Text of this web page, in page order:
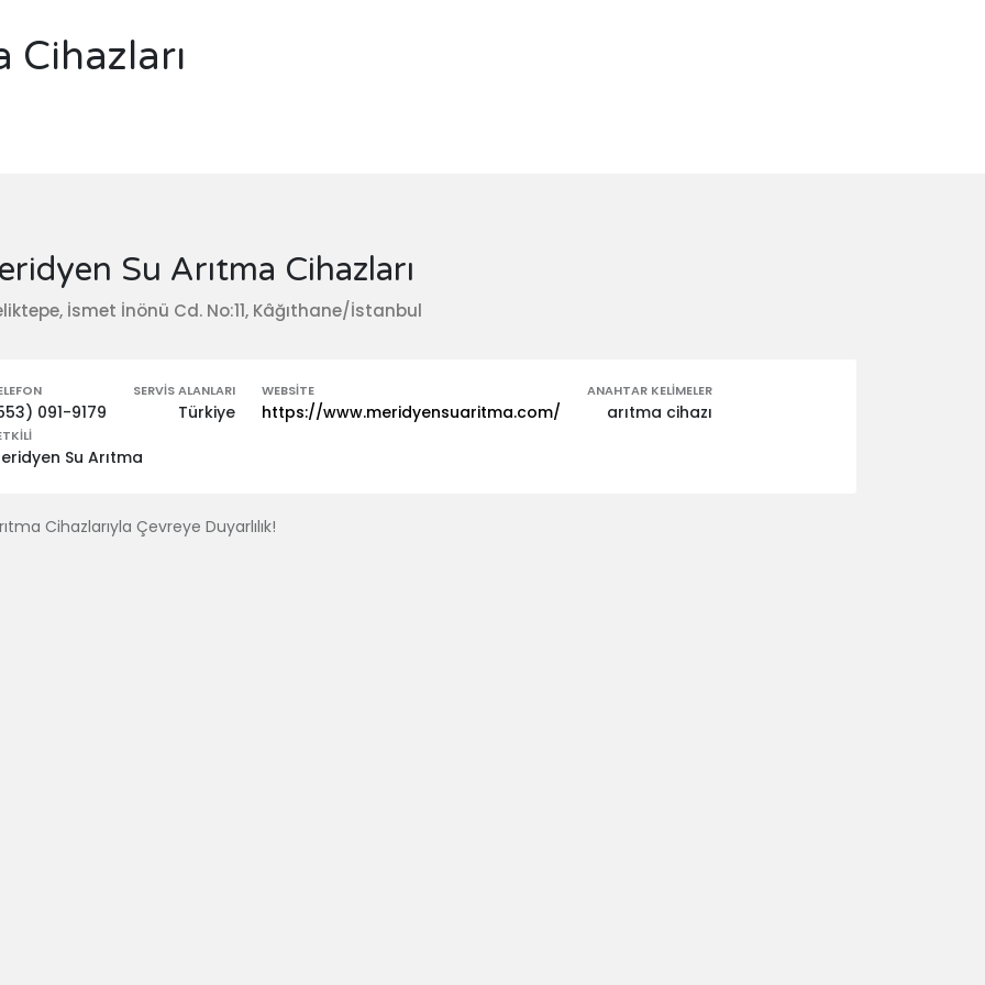
Cihazları
Su Arıtma Cihazları
İsmet İnönü Cd. No:11, Kâğıthane/İstanbul
091-9179
SERVIS ALANLARI
Türkiye
WEBSITE
https://www.meridyensuaritma.com/
ANAHTAR KELIMELER
arıtma cihazı
Su Arıtma
Cihazlarıyla Çevreye Duyarlılık!